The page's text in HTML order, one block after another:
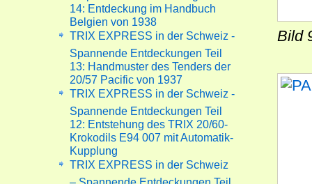
Bild
14: Entdeckung im Handbuch
Belgien von 1938
TRIX EXPRESS in der Schweiz -
Spannende Entdeckungen Teil
13: Handmuster des Tenders der
20/57 Pacific von 1937
TRIX EXPRESS in der Schweiz -
Spannende Entdeckungen Teil
12: Entstehung des TRIX 20/60-
Krokodils E94 007 mit Automatik-
Kupplung
TRIX EXPRESS in der Schweiz
– Spannende Entdeckungen Teil